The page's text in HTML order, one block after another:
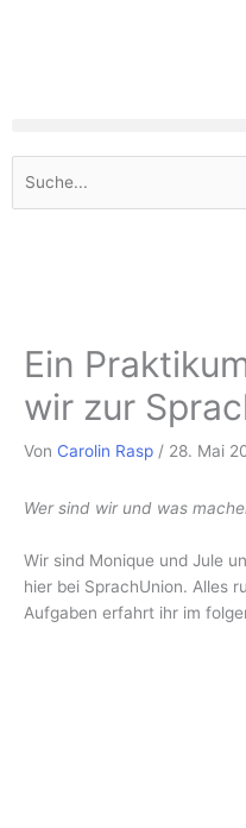
Ein
wir zur
Von Carolin Rasp / 28. Mai
Wer sind wir und was
Wir sind Monique und Jule
hier bei SprachUnion. Alles
Aufgaben erfahrt ihr im